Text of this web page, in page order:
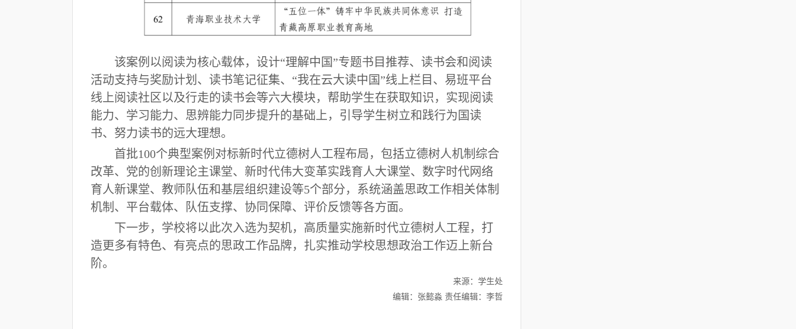
该案例以阅读为核心载体，设计“理解中国”专题书目推荐、读书会和阅读
活动支持与奖励计划、读书笔记征集、“我在云大读中国”线上栏目、易班平台
线上阅读社区以及行走的读书会等六大模块，帮助学生在获取知识，实现阅读
能力、学习能力、思辨能力同步提升的基础上，引导学生树立和践行为国读
书、努力读书的远大理想。
首批100个典型案例对标新时代立德树人工程布局，包括立德树人机制综合
改革、党的创新理论主课堂、新时代伟大变革实践育人大课堂、数字时代网络
育人新课堂、教师队伍和基层组织建设等5个部分，系统涵盖思政工作相关体制
机制、平台载体、队伍支撑、协同保障、评价反馈等各方面。
下一步，学校将以此次入选为契机，高质量实施新时代立德树人工程，打
造更多有特色、有亮点的思政工作品牌，扎实推动学校思想政治工作迈上新台
阶。
来源：学生处
编辑：张懿淼 责任编辑：李哲